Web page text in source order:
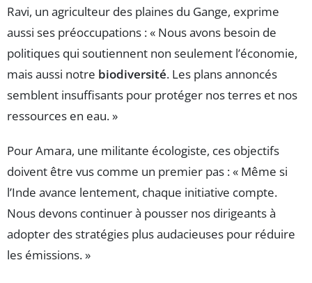
Ravi, un agriculteur des plaines du Gange, exprime
aussi ses préoccupations : « Nous avons besoin de
politiques qui soutiennent non seulement l’économie,
mais aussi notre biodiversité. Les plans annoncés
semblent insuffisants pour protéger nos terres et nos
ressources en eau. »
Pour Amara, une militante écologiste, ces objectifs
doivent être vus comme un premier pas : « Même si
l’Inde avance lentement, chaque initiative compte.
Nous devons continuer à pousser nos dirigeants à
adopter des stratégies plus audacieuses pour réduire
les émissions. »